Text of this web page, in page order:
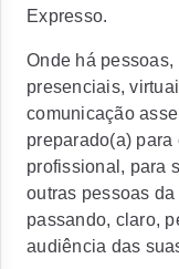
Expresso.
Onde há
presenciais,
comunicação
preparado(a)
profissional, para
outras pessoas
passando, claro,
audiência das